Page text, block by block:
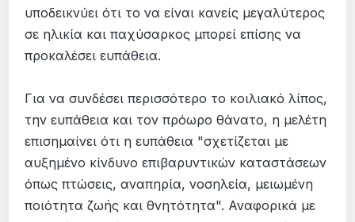
υποδεικνύει ότι το να είναι κανείς μεγαλύτερος
σε ηλικία και παχύσαρκος μπορεί επίσης να
προκαλέσει ευπάθεια.
Για να συνδέσει περισσότερο το κοιλιακό λίπος,
την ευπάθεια και τον πρόωρο θάνατο, η μελέτη
επισημαίνει ότι η ευπάθεια "σχετίζεται με
αυξημένο κίνδυνο επιβαρυντικών καταστάσεων
όπως πτώσεις, αναπηρία, νοσηλεία, μειωμένη
ποιότητα ζωής και θνητότητα". Αναφορικά με